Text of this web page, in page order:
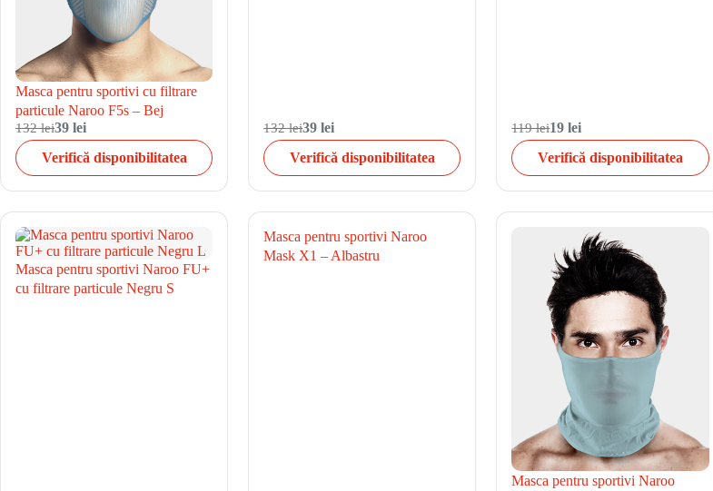
Masca pentru sportivi cu filtrare
particule Naroo F5s – Bej
132 lei39 lei
Verifică disponibilitatea
132 lei39 lei
Verifică disponibilitatea
119 lei19 lei
Verifică disponibilitatea
Masca pentru sportivi Naroo FU+
cu filtrare particule Negru S
Masca pentru sportivi Naroo
Mask X1 – Albastru
Masca pentru sportivi Naroo